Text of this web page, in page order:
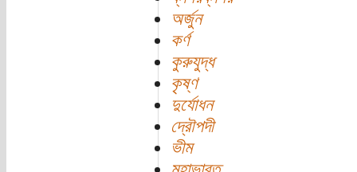
অর্জুন
কর্ণ
কুরুযুদ্ধ
কৃষ্ণ
দুর্যোধন
দ্রৌপদী
ভীম